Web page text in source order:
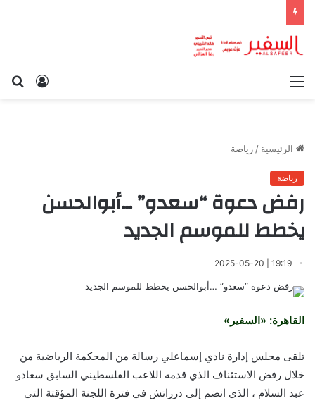
تسجيل
الرئيسية / رياضة
رياضة
رفض دعوة “سعدو” …أبوالحسن
يخطط للموسم الجديد
القاهرة: «السفير»
تلقى مجلس إدارة نادي إسماعلي رسالة من المحكمة الرياضية من
خلال رفض الاستئناف الذي قدمه اللاعب الفلسطيني السابق سعادو
عبد السلام ، الذي انضم إلى درراتش في فترة اللجنة المؤقتة التي